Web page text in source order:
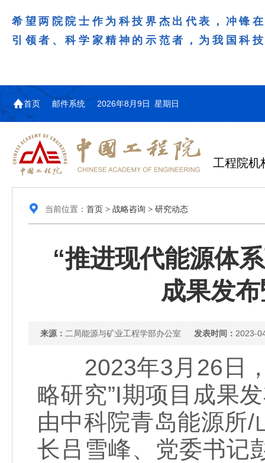
希望两院院士作为科技界杰出代表，冲锋
引领者、科学家精神的示范者，为我国科
首页 邮件系统 2026年8月9日 星期日
工程院机
当前位置： 首页> 战略咨询 > 研究动态
“推进现代能源体
成果发
来源： 二局能源与矿业工程学部办公室 发表时间： 2023-
2023年3月26日，
略研究”I期项目成果
由中科院青岛能源所
长吕雪峰、党委书记